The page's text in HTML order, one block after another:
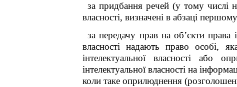
за придбання речей (у тому числі
власності, визначені в абзаці
за передачу прав на об’єкти права
власності надають право особі,
інтелектуальної власності або
інтелектуальної власності на
коли таке оприлюднення